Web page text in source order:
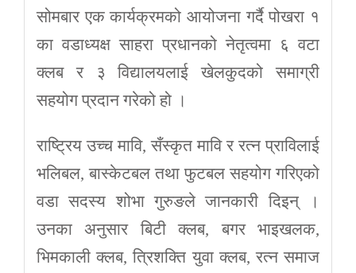
सोमबार एक कार्यक्रमको आयोजना गर्दै पोखरा १
का वडाध्यक्ष साहरा प्रधानको नेतृत्वमा ६ वटा
क्लब र ३ विद्यालयलाई खेलकुदको समाग्री
सहयोग प्रदान गरेको हो ।
राष्ट्रिय उच्च मावि, सँस्कृत मावि र रत्न प्राविलाई
भलिबल, बास्केटबल तथा फुटबल सहयोग गरिएको
वडा सदस्य शोभा गुरुङले जानकारी दिइन् ।
उनका अनुसार बिटी क्लब, बगर भाइखलक,
भिमकाली क्लब, त्रिशक्ति युवा क्लब, रत्न समाज